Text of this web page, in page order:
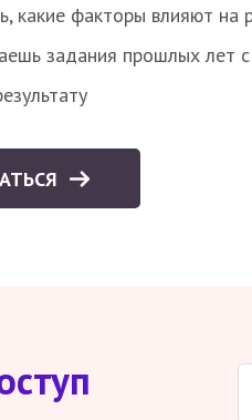
какие факторы влияют на
задания прошлых лет